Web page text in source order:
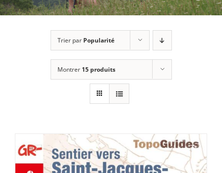
Trier par Popularité
Montrer 15 produits